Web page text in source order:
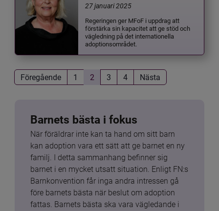
27 januari 2025
Regeringen ger MFoF i uppdrag att
förstärka sin kapacitet att ge stöd och
vägledning på det internationella
adoptionsområdet.
Föregående 1 2 3 4 Nästa
Barnets bästa i fokus
När föräldrar inte kan ta hand om sitt barn
kan adoption vara ett sätt att ge barnet en ny
familj. I detta sammanhang befinner sig
barnet i en mycket utsatt situation. Enligt FN:s
Barnkonvention får inga andra intressen gå
före barnets bästa när beslut om adoption
fattas. Barnets bästa ska vara vägledande i